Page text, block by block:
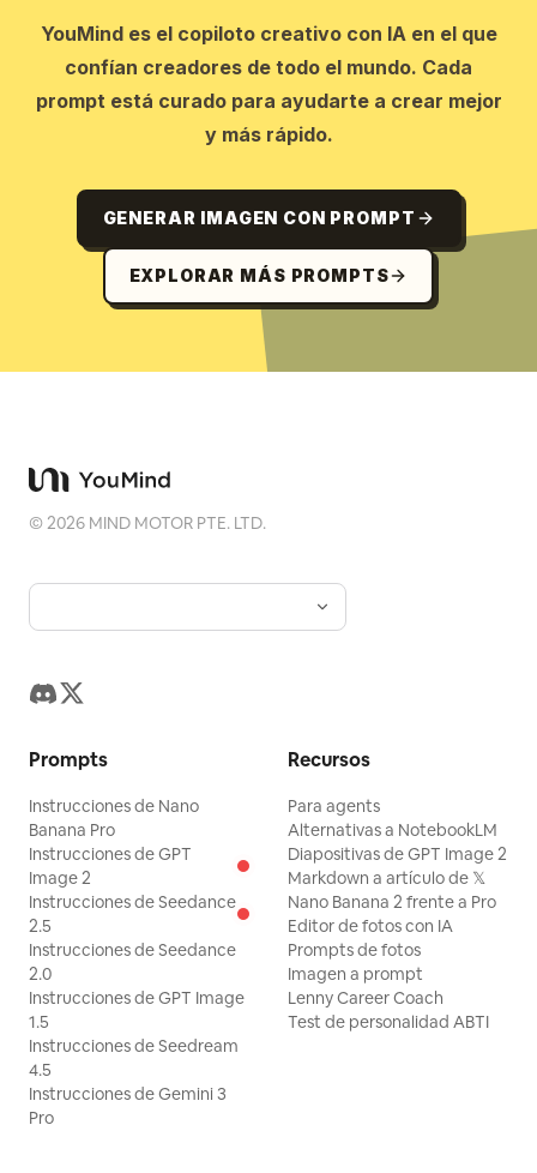
YouMind es el copiloto creativo con IA en el que
confían creadores de todo el mundo. Cada
prompt está curado para ayudarte a crear mejor
y más rápido.
GENERAR IMAGEN CON PROMPT
EXPLORAR MÁS PROMPTS
©2026 MIND MOTOR PTE. LTD.
Prompts
Instrucciones de Nano
Banana Pro
Instrucciones de GPT
Image 2
Instrucciones de Seedance
2.5
Instrucciones de Seedance
2.0
Instrucciones de GPT Image
1.5
Instrucciones de Seedream
4.5
Instrucciones de Gemini 3
Pro
Recursos
Para agents
Alternativas a NotebookLM
Diapositivas de GPT Image 2
Markdown a artículo de 𝕏
Nano Banana 2 frente a Pro
Editor de fotos con IA
Prompts de fotos
Imagen a prompt
Lenny Career Coach
Test de personalidad ABTI